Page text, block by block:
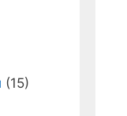
(15)